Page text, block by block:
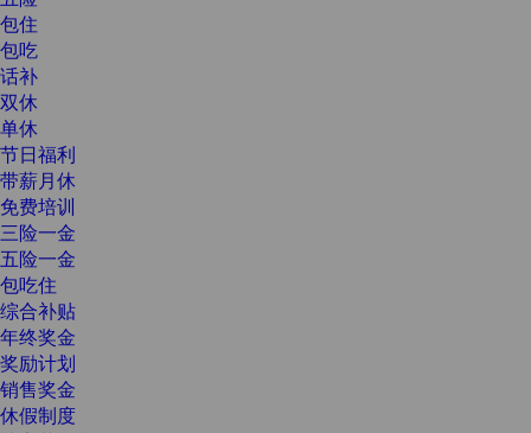
包住
包吃
话补
双休
单休
节日福利
带薪月休
免费培训
三险一金
五险一金
包吃住
综合补贴
年终奖金
奖励计划
销售奖金
休假制度